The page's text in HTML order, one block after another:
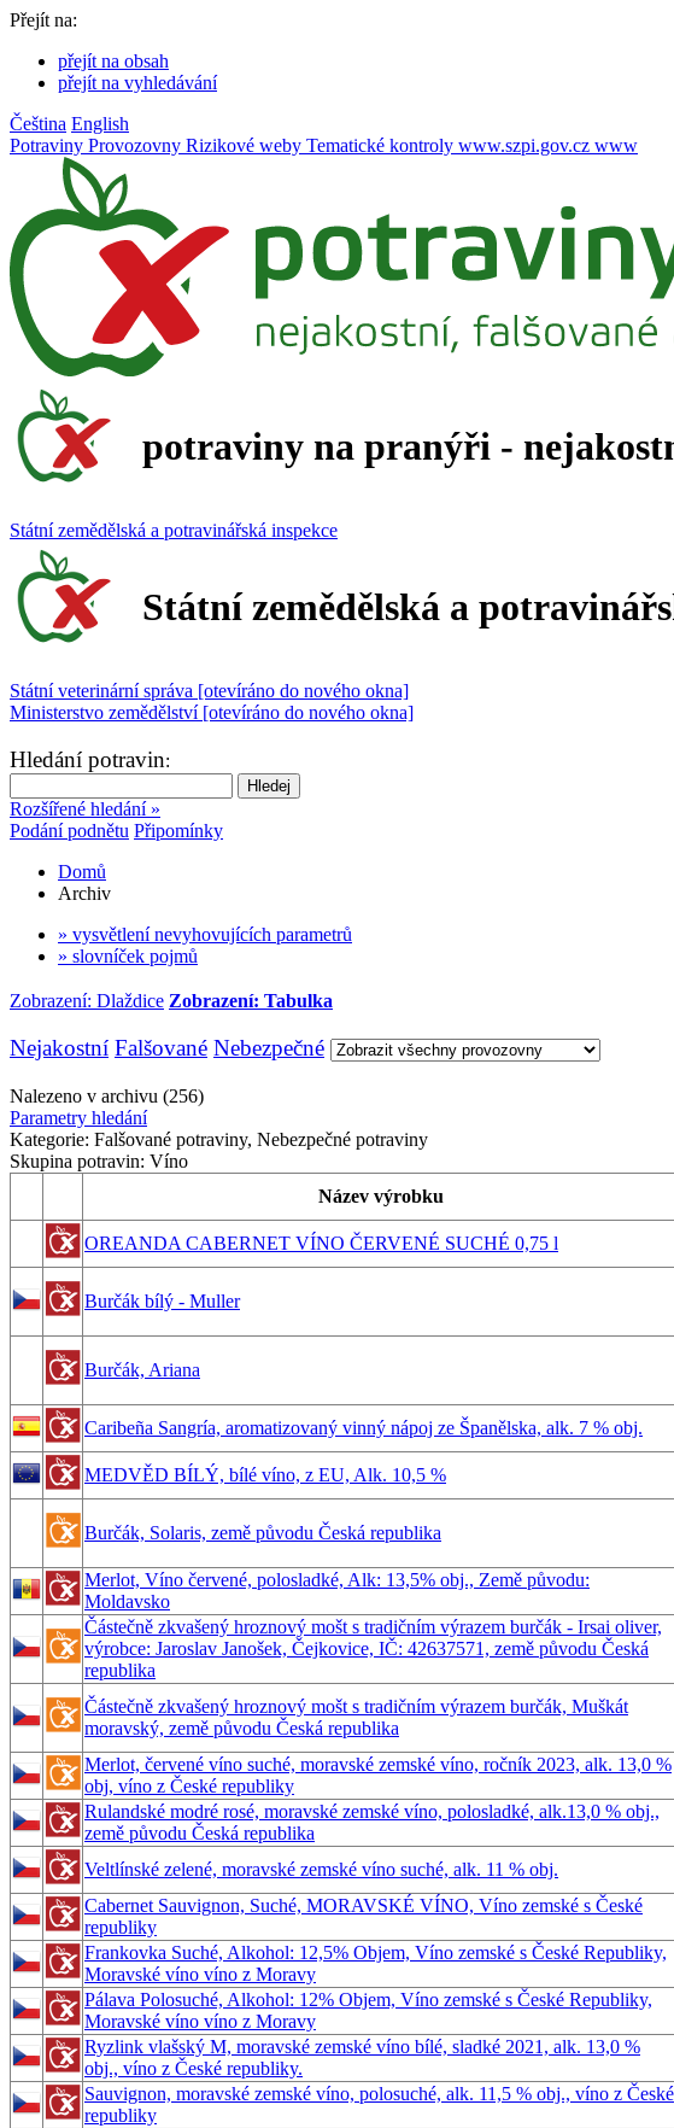
Přejít na:
přejít na obsah
přejít na vyhledávání
Čeština English
Potraviny Provozovny Rizikové weby Tematické kontroly www.szpi.gov.cz www
potraviny na pranýři -
Státní zemědělská a potravinářská inspekce
Státní zemědělská a
Státní veterinární správa [otevíráno do nového okna]
Ministerstvo zemědělství [otevíráno do nového okna]
Hledání potravin:
Rozšířené hledání »
Podání podnětu Připomínky
Domů
Archiv
» vysvětlení nevyhovujících parametrů
» slovníček pojmů
Zobrazení: Dlaždice Zobrazení: Tabulka
Nejakostní Falšované Nebezpečné
Nalezeno v archivu (256)
Parametry hledání
Kategorie: Falšované potraviny, Nebezpečné potraviny
Skupina potravin: Víno
Název výrobku
OREANDA CABERNET VÍNO ČERVENÉ SUCHÉ 0,75 l
Burčák bílý - Muller
Burčák, Ariana
Caribeña Sangría, aromatizovaný vinný nápoj ze Španělska, alk. 7 % obj.
MEDVĚD BÍLÝ, bílé víno, z EU, Alk. 10,5 %
Burčák, Solaris, země původu Česká republika
Merlot, Víno červené, polosladké, Alk: 13,5% obj., Země původu:
Moldavsko
Částečně zkvašený hroznový mošt s tradičním výrazem burčák - Irsai oliver,
výrobce: Jaroslav Janošek, Čejkovice, IČ: 42637571, země původu Česká
republika
Částečně zkvašený hroznový mošt s tradičním výrazem burčák, Muškát
moravský, země původu Česká republika
Merlot, červené víno suché, moravské zemské víno, ročník 2023, alk. 13,0 %
obj, víno z České republiky
Rulandské modré rosé, moravské zemské víno, polosladké, alk.13,0 % obj.,
země původu Česká republika
Veltlínské zelené, moravské zemské víno suché, alk. 11 % obj.
Cabernet Sauvignon, Suché, MORAVSKÉ VÍNO, Víno zemské s České
republiky
Frankovka Suché, Alkohol: 12,5% Objem, Víno zemské s České Republiky,
Moravské víno víno z Moravy
Pálava Polosuché, Alkohol: 12% Objem, Víno zemské s České Republiky,
Moravské víno víno z Moravy
Ryzlink vlašský M, moravské zemské víno bílé, sladké 2021, alk. 13,0 %
obj., víno z České republiky.
Sauvignon, moravské zemské víno, polosuché, alk. 11,5 % obj., víno z České
republiky